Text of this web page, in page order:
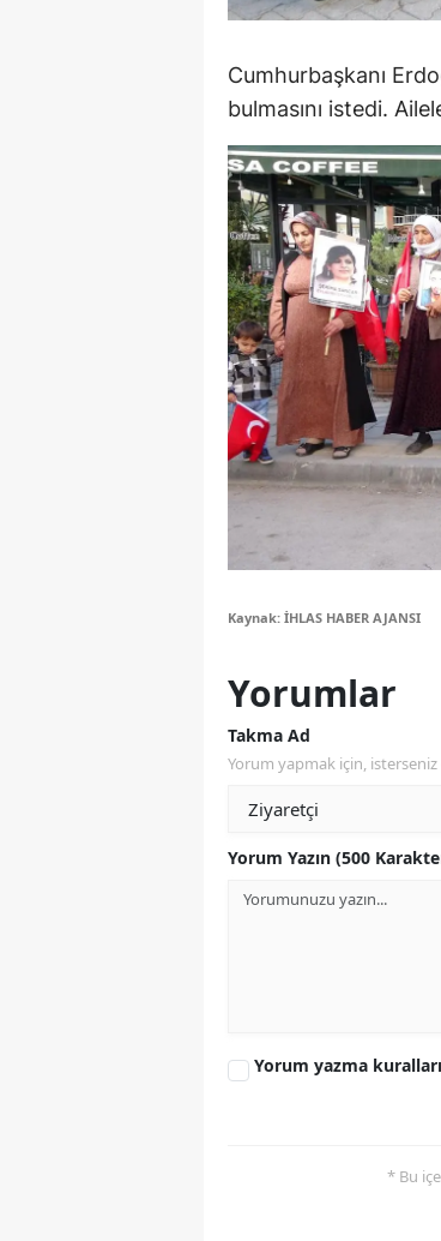
Cumhurbaşkanı
bulmasını istedi.
Kaynak: İHLAS HABER AJANSI
Yorumlar
Takma Ad
Yorum yapmak için, isterseniz
Yorum Yazın (500
Yorum yazma
* Bu